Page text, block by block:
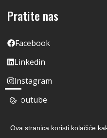
Pratite nas
Facebook
Linkedin
Instagram
Youtube
Ova stranica koristi kolačiće